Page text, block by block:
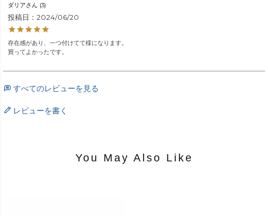
ダリア 3
投稿日 2024/06/20
存在感があり、一つ付けてて様になります。
買ってよかったです。
すべてのレビューを見る
レビューを書く
You May Also Like